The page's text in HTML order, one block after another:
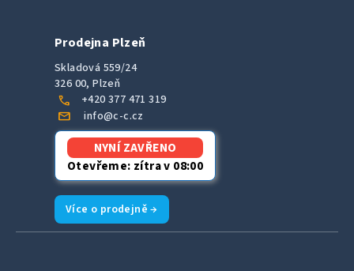
Prodejna Plzeň
Skladová 559/24
326 00, Plzeň
call +420 377 471 319
mail info@c-c.cz
NYNÍ ZAVŘENO
Otevřeme: zítra v 08:00
Více o prodejně →